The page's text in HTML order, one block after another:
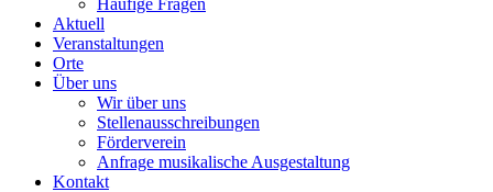
Häufige Fragen
Aktuell
Veranstaltungen
Orte
Über uns
Wir über uns
Stellenausschreibungen
Förderverein
Anfrage musikalische Ausgestaltung
Kontakt